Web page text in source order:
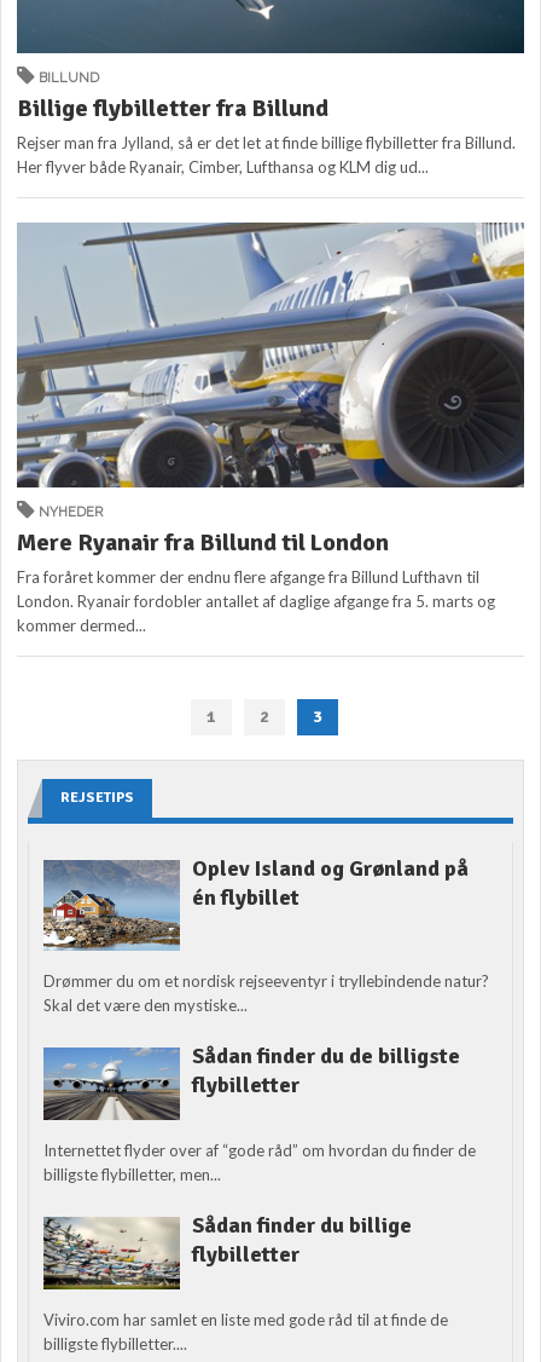
BILLUND
Billige flybilletter fra Billund
Rejser man fra Jylland, så er det let at finde billige flybilletter fra Billund.
Her flyver både Ryanair, Cimber, Lufthansa og KLM dig ud...
NYHEDER
Mere Ryanair fra Billund til London
Fra foråret kommer der endnu flere afgange fra Billund Lufthavn til
London. Ryanair fordobler antallet af daglige afgange fra 5. marts og
kommer dermed...
1 2 3
REJSETIPS
Oplev Island og Grønland på
én flybillet
Drømmer du om et nordisk rejseeventyr i tryllebindende natur?
Skal det være den mystiske...
Sådan finder du de billigste
flybilletter
Internettet flyder over af “gode råd” om hvordan du finder de
billigste flybilletter, men...
Sådan finder du billige
flybilletter
Viviro.com har samlet en liste med gode råd til at finde de
billigste flybilletter....